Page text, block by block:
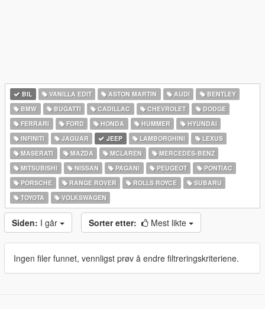
BIL VANILLA EDIT ASTON MARTIN AUDI
BENTLEY
BMW
BUGATTI CADILLAC CHEVROLET
DODGE
FERRARI
FORD HONDA HUMMER
HYUNDAI
INFINITI
JAGUAR JEEP LAMBORGHINI
LEXUS
MASERATI
MAZDA MCLAREN
MERCEDES-BENZ
MITSUBISHI
NISSAN PAGANI PEUGEOT
PONTIAC
PORSCHE
RANGE ROVER ROLLS ROYCE
SUBARU
TOYOTA
VOLKSWAGEN
Siden: I går Sorter etter: Mest likte
Ingen filer funnet, vennligst prøv å endre filtreringskriteriene.